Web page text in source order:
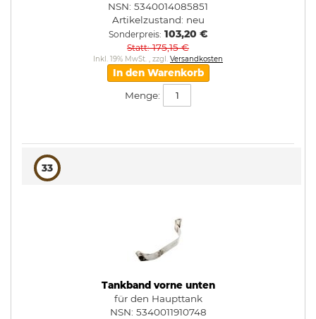
NSN: 5340014085851
Artikelzustand: neu
Sonderpreis 103,20 €
Statt 175,15 €
Inkl. 19% MwSt. , zzgl. Versandkosten
In den Warenkorb
Menge:
33
Tankband vorne unten
für den Haupttank
NSN: 5340011910748